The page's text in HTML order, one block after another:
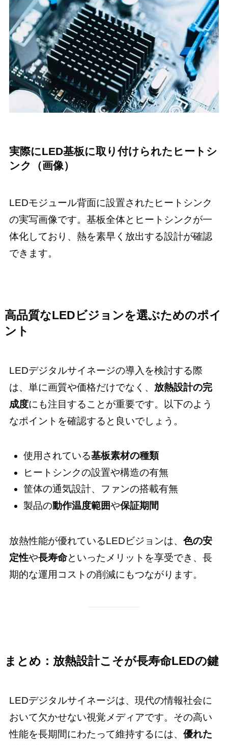
実際にLED基板に取り付けられたヒートシ
ンク（画像）
LEDモジュール背面に設置されたヒートシンク
の実写画像です。基板全体とヒートシンクが一
体化しており、熱を素早く放出する設計が確認
できます。
高品質なLEDビジョンを選ぶためのポイ
ント
LEDデジタルサイネージの導入を検討する際
は、単に画質や価格だけでなく、 放熱設計の完
成度にも注目することが重要です。以下のよう
なポイントを確認すると良いでしょう。
使用されている基板素材の種類
ヒートシンクの設置や構造の有無
筐体の通気設計、ファンの搭載有無
製品の動作温度範囲や保証期間
放熱性能が優れているLEDビジョンは、 色の安
定性や長寿命といったメリットを享受でき、長
期的な運用コストの削減にもつながります。
まとめ：放熱設計こそが長寿命LEDの鍵
LEDデジタルサイネージは、現代の情報社会に
おいて欠かせない視覚メディアです。その高い
性能を長期間にわたって維持するには、 優れた